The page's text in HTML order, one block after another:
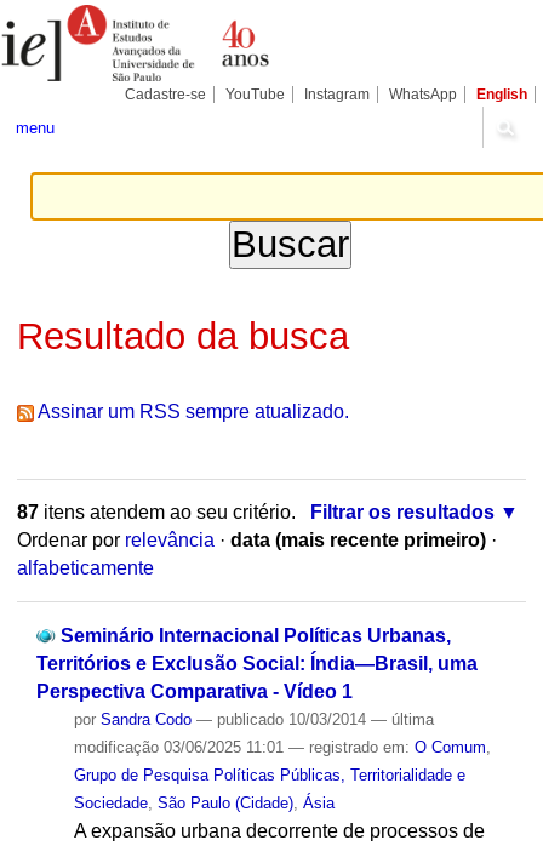
para
conteúdo.
Pessoais
Cadastre-se YouTube Instagram WhatsApp English
menu
Resultado da busca
Assinar um RSS sempre atualizado.
87itens atendem ao seu critério.
Filtrar os resultados
Ordenar por relevância · data (mais recente primeiro) ·
alfabeticamente
Seminário Internacional Políticas Urbanas,
Territórios e Exclusão Social: Índia—Brasil, uma
Perspectiva Comparativa - Vídeo 1
por Sandra Codo — publicado10/03/2014 — última
modificação03/06/2025 11:01 — registrado em: O Comum
Grupo de Pesquisa Políticas Públicas, Territorialidade e
Sociedade, São Paulo (Cidade), Ásia
A expansão urbana decorrente de processos de